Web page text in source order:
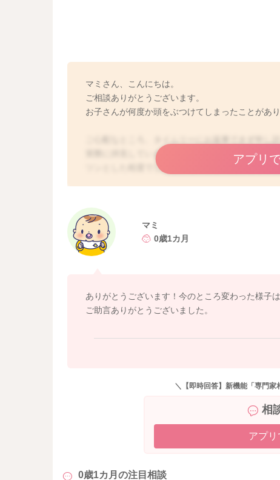
マミさん、こんにちは。
ご相談ありがとうございます。
お子さんが何度か頭をぶつけてしまったことがあ
実際に拝見していませんので、ハッキリとは明言
ツンとした程度でしたら、それほど問題となるこ
わりないのでしたら、あまり影響はお考えになら
ない、頻回に嘔吐する、機嫌が悪いことが続くな
アプリ
マミ
0歳1カ月
ありがとうございます！今のところ変わった様子
ご助言ありがとうございました。
＼【即時回答】新機能「専門
相
アプリ
0歳1カ月の注目相談